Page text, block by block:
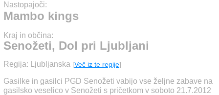
Nastopajoči:
Mambo kings
Kraj in občina:
Senožeti, Dol pri Ljubljani
Regija: Ljubljanska [Več iz te regije]
Gasilke in gasilci PGD Senožeti vabijo vse željne zabave na
gasilsko veselico v Senožeti s pričetkom v soboto 21.7.2012